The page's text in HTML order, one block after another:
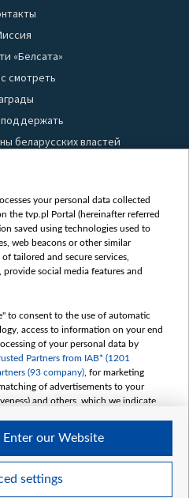
«Белсата»
смотреть
поддержать
беларусских властей
материалов
news
Life
English
PL
Now
Shorts
History
Music
Doc
your personal data collected
the tvp.pl Portal (hereinafter referred
saved using technologies used to
web beacons or other similar
tailored and secure services,
social media features and
to consent to the use of automatic
access to information on your end
of your personal data by
Partners from IAB* (1201
(93 company) , for marketing
of advertisements to your
and others, which we indicate
by TVP S.A. w likwidacji are as
settings
Enter our Website